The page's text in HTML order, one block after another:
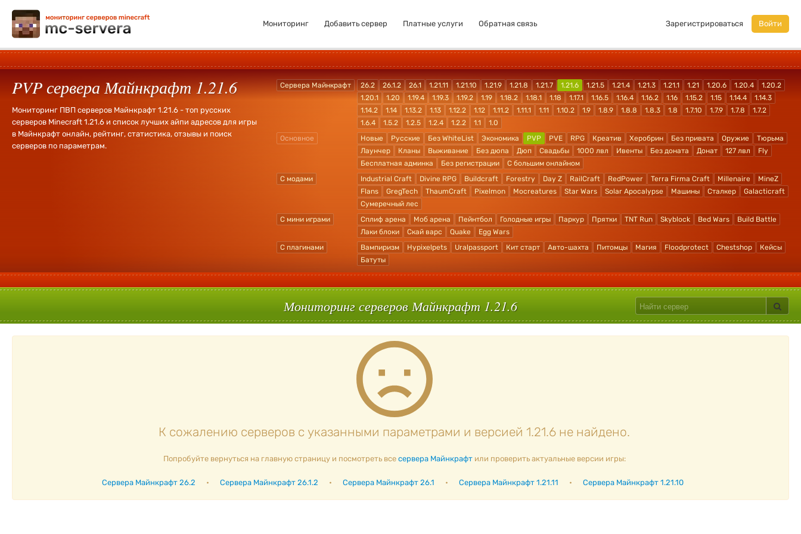
Мониторинг Добавить сервер Платные услуги Обратная связь Зарегистрироваться Войти
PVP сервера Майнкрафт 1.21.6
Мониторинг ПВП серверов Майнкрафт 1.21.6 - топ русских
серверов Minecraft 1.21.6 и список лучших айпи адресов для игры
в Майнкрафт онлайн, рейтинг, статистика, отзывы и поиск
серверов по параметрам.
Сервера Майнкрафт 26.2 26.1.2 26.1 1.21.11 1.21.10 1.21.9 1.21.8 1.21.7 1.21.6 1.21.5 1.21.4 1.21.3 1.21.1 1.21 1.20.6 1.20.4
1.20.2
1.20.1
1.20 1.19.4 1.19.3 1.19.2 1.19 1.18.2 1.18.1 1.18 1.17.1 1.16.5 1.16.4 1.16.2 1.16 1.15.2 1.15 1.14.4
1.14.3
1.14.2
1.14 1.13.2 1.13 1.12.2 1.12 1.11.2 1.11.1 1.11 1.10.2 1.9 1.8.9 1.8.8 1.8.3 1.8 1.7.10 1.7.9 1.7.8
1.7.2
1.6.4
1.5.2 1.2.5 1.2.4 1.2.2 1.1
1.0
Основное
Новые Русские Без WhiteList Экономика PVP PVE RPG Креатив Херобрин Без привата Оружие
Тюрьма
Лаунчер
Кланы Выживание Без дюпа Дюп Свадьбы 1000 лвл Ивенты Без доната Донат 127 лвл
Fly
Бесплатная админка
Без регистрации
С большим онлайном
С модами
Industrial Craft Divine RPG Buildcraft Forestry Day Z RailCraft RedPower Terra Firma Craft Millenaire
MineZ
Flans
GregTech ThaumCraft Pixelmon Mocreatures Star Wars Solar Apocalypse Машины Сталкер
Galacticraft
Сумеречный лес
С мини играми
Сплиф арена Моб арена Пейнтбол Голодные игры Паркур Прятки TNT Run Skyblock Bed Wars
Build Battle
Лаки блоки
Скай варс Quake
Egg Wars
С плагинами
Вампиризм Hypixelpets Uralpassport Кит старт Авто-шахта Питомцы Магия Floodprotect Chestshop
Кейсы
Батуты
Мониторинг серверов Майнкрафт 1.21.6
К сожалению серверов с указанными параметрами и версией 1.21.6 не найдено.
Попробуйте вернуться на главную страницу и посмотреть все сервера Майнкрафтили проверить актуальные версии игры:
Сервера Майнкрафт 26.2 • Сервера Майнкрафт 26.1.2 • Сервера Майнкрафт 26.1 • Сервера Майнкрафт 1.21.11 • Сервера Майнкрафт 1.21.10